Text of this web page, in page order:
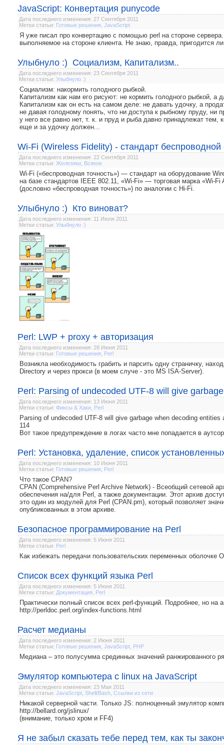
JavaScript: Конвертация punycode
Дата последнего изменения: 27 Сентября 2011
Метки статьи: Готовые решения JavaScript
Я уже писал про конвертацию с помощью perl на стороне
выполняемое на стороне клиента. Не знаю, правда, пригодится
Улыбнуло :) Социализм, Капитализм..
Дата последнего изменения: 23 Сентября 2011
Метки статьи: Улыбнуло :)
Социализм: накормить голодного рыбкой.
Капитализм как нам его рисуют: не кормить голодного рыбкой, а
Капитализм как он есть на самом деле: не давать удочку, а
не давая голодному понять, что ни доступа к рыбному пруду, ни
у него все равно нет, т. к. и пруд и рыба давно принадлежат тем,
еще и за удочку должен...
Wi-Fi (Wireless Fidelity) - стандарт беспроводной
Дата последнего изменения: 22 Сентября 2011
Метки статьи: Железяки Всякое
Wi-Fi («беспроводная точность») — стандарт на оборудование
на базе стандартов IEEE 802.11, «Wi-Fi» — торговая марка «Wi-
(дословно «беспроводная точность») по аналогии с Hi-Fi.
Улыбнуло :) Кто виноват?
Дата последнего изменения: 11 Июля 2011
Метки статьи: Улыбнуло :)
Perl: LWP + proxy + авторизация
Дата последнего изменения: 28 Июня 2011
Метки статьи: Готовые решения Perl
Возникла необходимость грабить и парсить одну страничку,
Directory и через прокси (в моем случе - это MS ISA-Server).
Perl: Parsing of undecoded UTF-8 will give
Дата последнего изменения: 13 Июня 2011
Метки статьи: Фиксы & Хаки Perl
Parsing of undecoded UTF-8 will give garbage when decoding
114
Вот такое предупреждение в логах часто мне попадается в
Perl: Установка, удаление, список
Дата последнего изменения: 10 Июня 2011
Метки статьи: Готовые решения Perl
Что такое CPAN?
CPAN (Comprehensive Perl Archive Network) - Всеобщий сетевой
обеспечения на/для Perl, а также документации. Этот архив
это один из модулей для Perl (CPAN.pm), который позволяет
опубликованных в этом архиве.
Безопасное программирование на Perl
Дата последнего изменения: 5 Июня 2011
Метки статьи: Perl
Как избежать передачи пользовательских переменных
Список всех функций языка Perl
Дата последнего изменения: 5 Июня 2011
Метки статьи: Документация Perl
Практически полный список всех perl-функций. Подробнее, но на
http://perldoc.perl.org/index-functions.html
Расчет медианы
Дата последнего изменения: 2 Июня 2011
Метки статьи: Готовые решения JavaScript PHP
Медиана – это полусумма срединных значений ранжированного
Эмулятор компьютера с linux на JavaScript
Дата последнего изменения: 23 Мая 2011
Метки статьи: JavaScript Shell/Bash Ссылки из сети
Никакой серверной части. Только JS: полноценный эмулятор
http://bellard.org/jslinux/
(внимание, только хром и FF4)
Я не забыл сказать тебе перед тем, как ты